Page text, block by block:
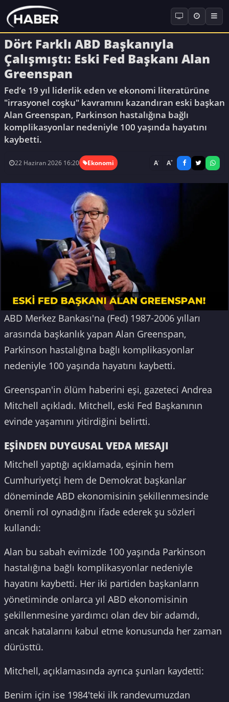
Dört Farklı ABD Başkanıyla
Çalışmıştı: Eski Fed Başkanı Alan
Greenspan
Fed’e 19 yıl liderlik eden ve ekonomi literatürüne
"irrasyonel coşku" kavramını kazandıran eski başkan
Alan Greenspan, Parkinson hastalığına bağlı
komplikasyonlar nedeniyle 100 yaşında hayatını
kaybetti.
22 Haziran 2026 16:20 Ekonomi A- A+
ABD Merkez Bankası'na (Fed) 1987-2006 yılları
arasında başkanlık yapan Alan Greenspan,
Parkinson hastalığına bağlı komplikasyonlar
nedeniyle 100 yaşında hayatını kaybetti.
Greenspan'in ölüm haberini eşi, gazeteci Andrea
Mitchell açıkladı. Mitchell, eski Fed Başkanının
evinde yaşamını yitirdiğini belirtti.
EŞİNDEN DUYGUSAL VEDA MESAJI
Mitchell yaptığı açıklamada, eşinin hem
Cumhuriyetçi hem de Demokrat başkanlar
döneminde ABD ekonomisinin şekillenmesinde
önemli rol oynadığını ifade ederek şu sözleri
kullandı:
Alan bu sabah evimizde 100 yaşında Parkinson
hastalığına bağlı komplikasyonlar nedeniyle
hayatını kaybetti. Her iki partiden başkanların
yönetiminde onlarca yıl ABD ekonomisinin
şekillenmesine yardımcı olan dev bir adamdı,
ancak hatalarını kabul etme konusunda her zaman
dürüsttü.
Mitchell, açıklamasında ayrıca şunları kaydetti:
Benim için ise 1984'teki ilk randevumuzdan